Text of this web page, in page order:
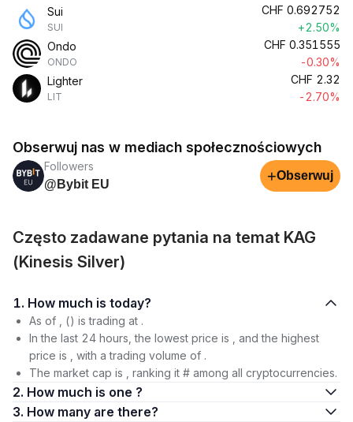
Sui
SUI
CHF 0.692752
+2.50%
Ondo
ONDO
CHF 0.351555
-0.30%
Lighter
LIT
CHF 2.32
-2.70%
Obserwuj nas w mediach społecznościowych
Followers
@Bybit EU
+Obserwuj
Często zadawane pytania na temat KAG
(Kinesis Silver)
1. How much is today?
As of , () is trading at .
In the last 24 hours, the lowest price is , and the highest
price is , with a trading volume of .
The market cap is , ranking it # among all cryptocurrencies.
2. How much is one ?
3. How many are there?